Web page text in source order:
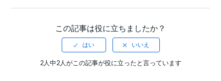
この記事は役に立ちましたか？
2人中2人がこの記事が役に立ったと言っています